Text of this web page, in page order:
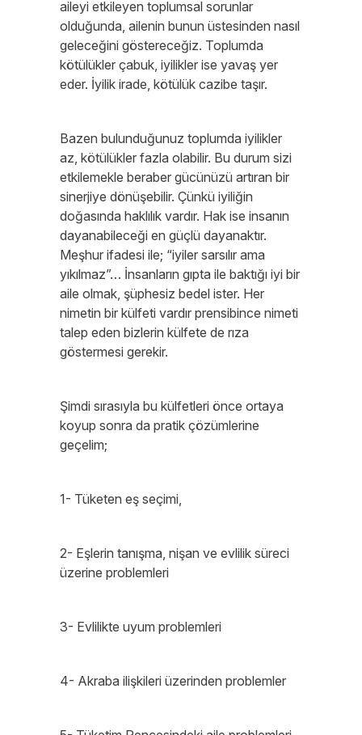
aileyi etkileyen toplumsal sorunlar
olduğunda, ailenin bunun üstesinden nasıl
geleceğini göstereceğiz. Toplumda
kötülükler çabuk, iyilikler ise yavaş yer
eder. İyilik irade, kötülük cazibe taşır.
Bazen bulunduğunuz toplumda iyilikler
az, kötülükler fazla olabilir. Bu durum sizi
etkilemekle beraber gücünüzü artıran bir
sinerjiye dönüşebilir. Çünkü iyiliğin
doğasında haklılık vardır. Hak ise insanın
dayanabileceği en güçlü dayanaktır.
Meşhur ifadesi ile; “iyiler sarsılır ama
yıkılmaz”… İnsanların gıpta ile baktığı iyi bir
aile olmak, şüphesiz bedel ister. Her
nimetin bir külfeti vardır prensibince nimeti
talep eden bizlerin külfete de rıza
göstermesi gerekir.
Şimdi sırasıyla bu külfetleri önce ortaya
koyup sonra da pratik çözümlerine
geçelim;
1- Tüketen eş seçimi,
2- Eşlerin tanışma, nişan ve evlilik süreci
üzerine problemleri
3- Evlilikte uyum problemleri
4- Akraba ilişkileri üzerinden problemler